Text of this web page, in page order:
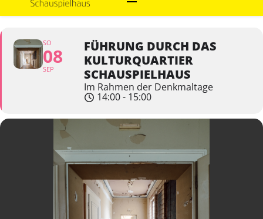
SO
08
SEP
FÜHRUNG DURCH DAS
KULTURQUARTIER
SCHAUSPIELHAUS
Im Rahmen der Denkmaltage
14:00 - 15:00